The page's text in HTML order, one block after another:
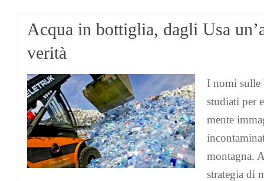
Acqua in bottiglia, dagli Usa
verità
I nomi sulle
studiati per
mente
montagna.
strategia di